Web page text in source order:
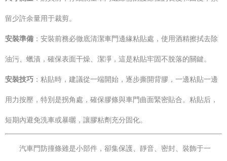
留少許余量用于裁剪。
安裝準備 ：安裝前務必徹底清潔車門邊緣粘貼處，使用酒精擦拭去除
油污、蠟漬，確保表面干燥、潔凈，這是粘貼牢固不脫落的關鍵。
安裝技巧 ：粘貼時，建議從一端開始，逐步撕開背膠，一邊粘貼一邊
用力按壓，特別是拐角處，確保膠條與車門曲面緊密貼合。粘貼后，
短期內避免洗車或暴曬，讓膠粘劑充分固化。
汽車門防撞條雖是小部件，卻集保護、靜音、密封、裝飾于一